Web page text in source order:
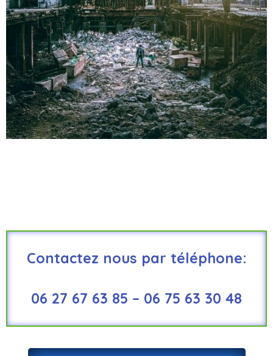
Contactez nous par téléphone:
06 27 67 63 85 – 06 75 63 30 48